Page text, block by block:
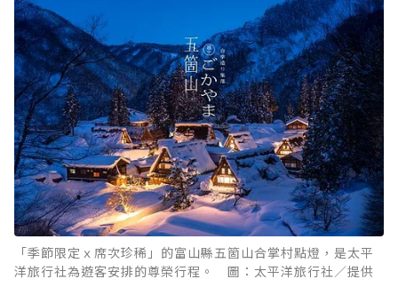
「季節限定ｘ席次珍稀」的富山縣五箇山合掌村點燈，是太平
洋旅行社為遊客安排的尊榮行程。 圖：太平洋旅行社／提供